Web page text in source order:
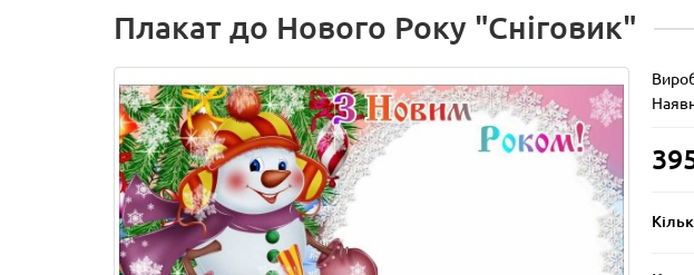
Плакат до Нового Року "Сніговик"